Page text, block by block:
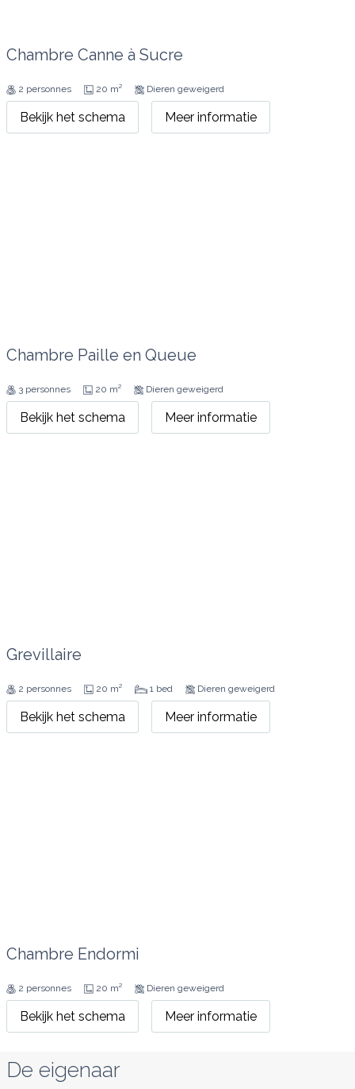
Chambre Canne à Sucre
2 personnes 20 m² Dieren geweigerd
Bekijk het schema Meer informatie
Chambre Paille en Queue
3 personnes 20 m² Dieren geweigerd
Bekijk het schema Meer informatie
Grevillaire
2 personnes 20 m² 1 bed Dieren geweigerd
Bekijk het schema Meer informatie
Chambre Endormi
2 personnes 20 m² Dieren geweigerd
Bekijk het schema Meer informatie
De eigenaar